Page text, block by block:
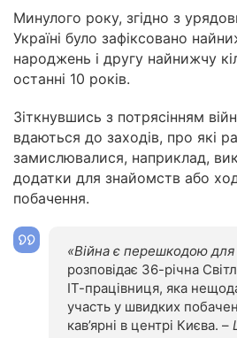
Минулого року, згідно з
Україні було зафіксовано
народжень і другу найнижчу
останні 10 років.
Зіткнувшись з потрясінням
вдаються до заходів, про які
замислювалися, наприклад,
додатки для знайомств або
побачення.
«Війна є перешкодою для
розповідає 36-річна
ІТ-працівниця, яка
участь у швидких
кав’ярні в центрі Києва. –